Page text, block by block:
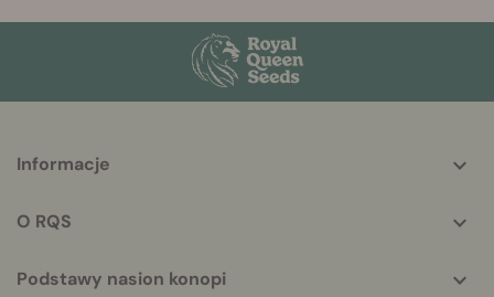
helpful
Informacje
O RQS
Podstawy nasion konopi